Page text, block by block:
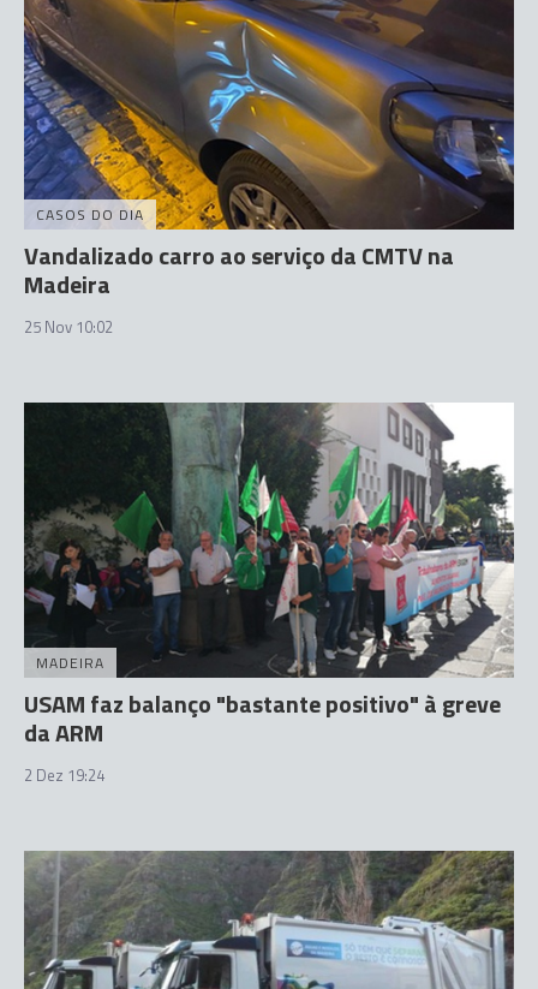
CASOS DO DIA
Vandalizado carro ao serviço da CMTV na
Madeira
25 Nov 10:02
MADEIRA
USAM faz balanço "bastante positivo" à greve
da ARM
2 Dez 19:24